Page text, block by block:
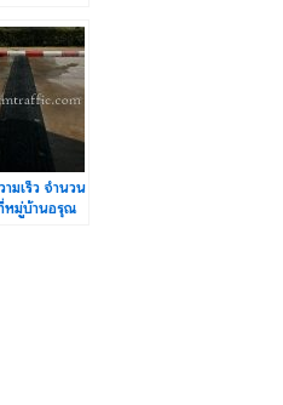
ร
มเร็ว จำนวน
หมู่บ้านอรุณ